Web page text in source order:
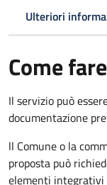
Ulteriori
Come fare
Il servizio può
documentazione
ll Comune o la
proposta può
elementi integrativi